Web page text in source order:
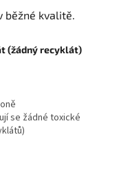
kvalitě.
(žádný recyklát)
se žádné toxické